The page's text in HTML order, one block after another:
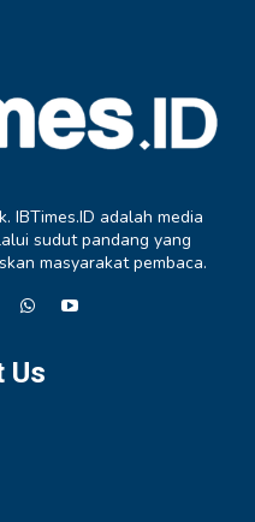
IBTimes.ID adalah media
sudut pandang yang
masyarakat pembaca.
Us